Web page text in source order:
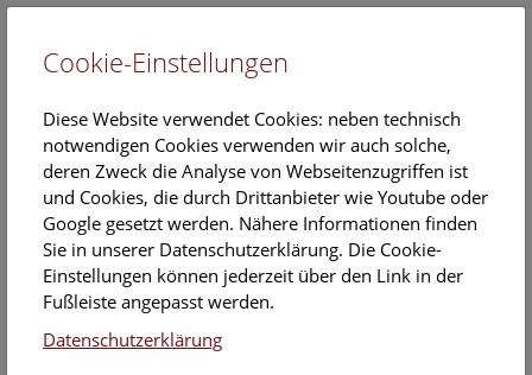
EN
Kalender
Hier finden Sie die aktuellen Veranstaltungen des heutigen
Tages. Für mehr Informationen besuchen Sie gern direkt
Cookie-Einstellungen
Diese Website verwendet Cookies: neben technisch
notwendigen Cookies verwenden wir auch solche,
deren Zweck die Analyse von Webseitenzugriffen ist
und Cookies, die durch Drittanbieter wie Youtube oder
Google gesetzt werden. Nähere Informationen finden
Sie in unserer Datenschutzerklärung. Die Cookie-
Einstellungen können jederzeit über den Link in der
Fußleiste angepasst werden.
Datenschutzerklärung